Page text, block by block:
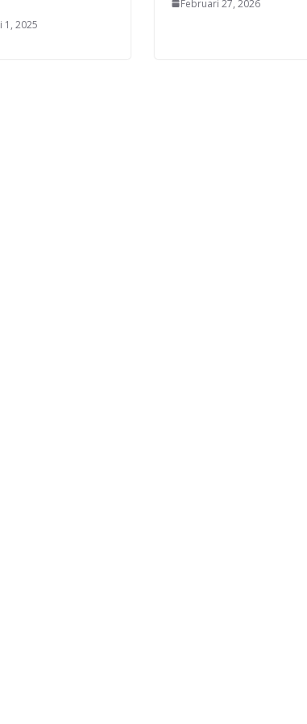
1, 2025
Februari 27, 2026